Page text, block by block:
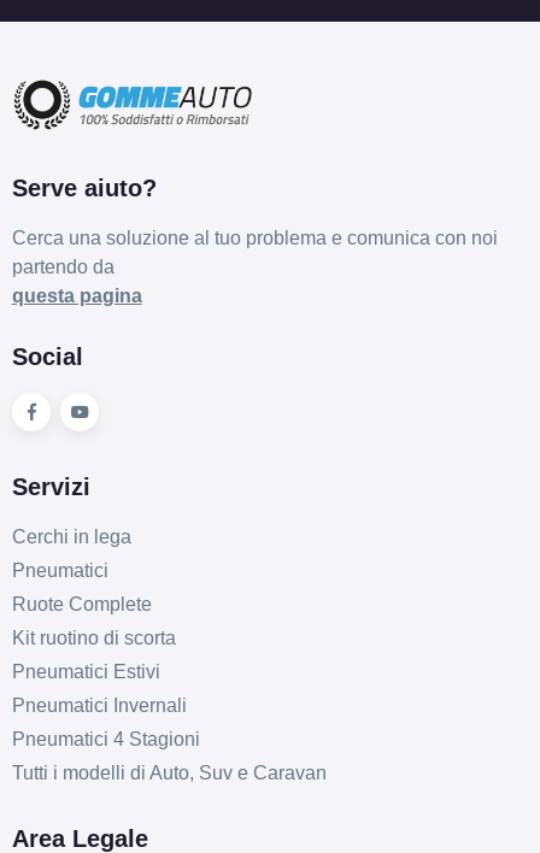
Serve aiuto?
Cerca una soluzione al tuo problema e comunica con noi
partendo da
questa pagina
Social
Servizi
Cerchi in lega
Pneumatici
Ruote Complete
Kit ruotino di scorta
Pneumatici Estivi
Pneumatici Invernali
Pneumatici 4 Stagioni
Tutti i modelli di Auto, Suv e Caravan
Area Legale